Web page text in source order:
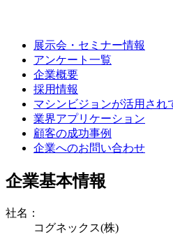
展示会・セミナー情報
アンケート一覧
企業概要
採用情報
マシンビジョンが活用され
業界アプリケーション
顧客の成功事例
企業へのお問い合わせ
企業基本情報
社名：
コグネックス(株)